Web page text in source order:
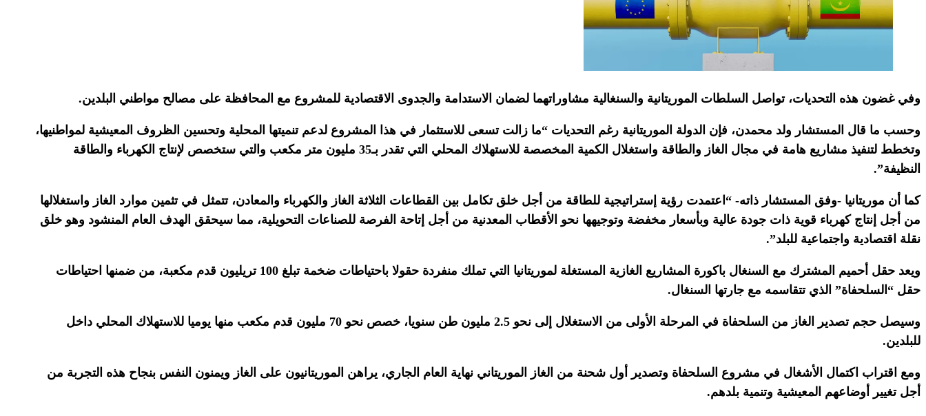
وفي غضون هذه التحديات، تواصل السلطات الموريتانية والسنغالية مشاوراتهما لضمان الاستدامة والجدوى الاقتصادية للمشروع مع المحافظة على مصالح مواطني البلدين.
وحسب ما قال المستشار ولد محمدن، فإن الدولة الموريتانية رغم التحديات “ما زالت تسعى للاستثمار في هذا المشروع لدعم تنميتها المحلية وتحسين الظروف المعيشية لمواطنيها،
وتخطط لتنفيذ مشاريع هامة في مجال الغاز والطاقة واستغلال الكمية المخصصة للاستهلاك المحلي التي تقدر بـ35 مليون متر مكعب والتي ستخصص لإنتاج الكهرباء والطاقة
النظيفة”.
كما أن موريتانيا -وفق المستشار ذاته- “اعتمدت رؤية إستراتيجية للطاقة من أجل خلق تكامل بين القطاعات الثلاثة الغاز والكهرباء والمعادن، تتمثل في تثمين موارد الغاز واستغلالها
من أجل إنتاج كهرباء قوية ذات جودة عالية وبأسعار مخفضة وتوجيهها نحو الأقطاب المعدنية من أجل إتاحة الفرصة للصناعات التحويلية، مما سيحقق الهدف العام المنشود وهو خلق
نقلة اقتصادية واجتماعية للبلد”.
ويعد حقل أحميم المشترك مع السنغال باكورة المشاريع الغازية المستغلة لموريتانيا التي تملك منفردة حقولا باحتياطات ضخمة تبلغ 100 تريليون قدم مكعبة، من ضمنها احتياطات
حقل “السلحفاة” الذي تتقاسمه مع جارتها السنغال.
وسيصل حجم تصدير الغاز من السلحفاة في المرحلة الأولى من الاستغلال إلى نحو 2.5 مليون طن سنويا، خصص نحو 70 مليون قدم مكعب منها يوميا للاستهلاك المحلي داخل
للبلدين.
ومع اقتراب اكتمال الأشغال في مشروع السلحفاة وتصدير أول شحنة من الغاز الموريتاني نهاية العام الجاري، يراهن الموريتانيون على الغاز ويمنون النفس بنجاح هذه التجربة من
أجل تغيير أوضاعهم المعيشية وتنمية بلدهم.